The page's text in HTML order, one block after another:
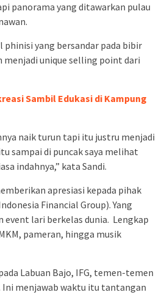
panorama yang ditawarkan pulau
yang bersandar pada bibir
unique selling point dari
Sambil Edukasi di Kampung
naik turun tapi itu justru menjadi
sampai di puncak saya melihat
indahnya,” kata Sandi.
apresiasi kepada pihak
Financial Group). Yang
event lari berkelas dunia. Lengkap
pameran, hingga musik
Labuan Bajo, IFG, temen-temen
Ini menjawab waktu itu tantangan